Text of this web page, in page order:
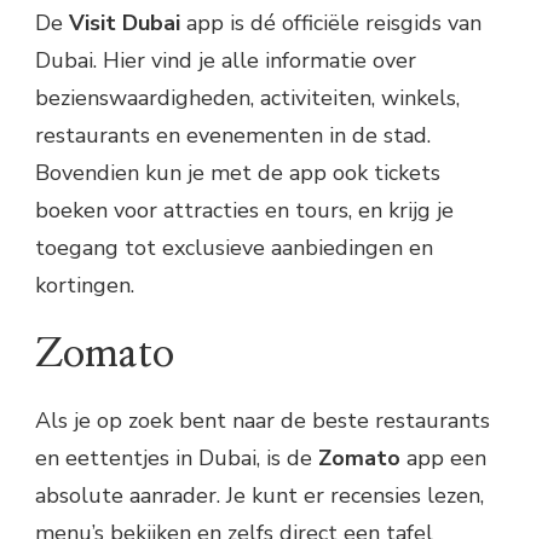
De Visit Dubai app is dé officiële reisgids van
Dubai. Hier vind je alle informatie over
bezienswaardigheden, activiteiten, winkels,
restaurants en evenementen in de stad.
Bovendien kun je met de app ook tickets
boeken voor attracties en tours, en krijg je
toegang tot exclusieve aanbiedingen en
kortingen.
Zomato
Als je op zoek bent naar de beste restaurants
en eettentjes in Dubai, is de Zomato app een
absolute aanrader. Je kunt er recensies lezen,